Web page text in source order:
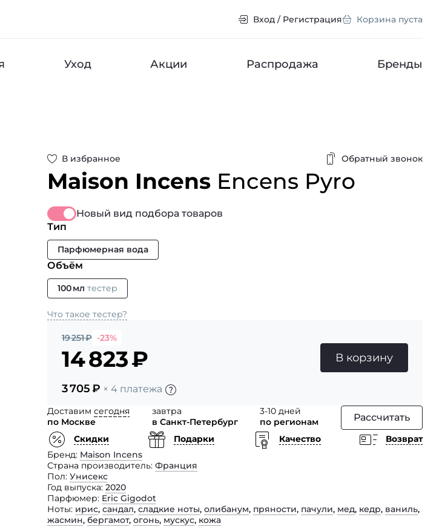
Вход / Регистрация Корзина пуста
Уход Акции Распродажа Бренды
В избранное Обратный звонок
Maison Incens Encens Pyro
Новый вид подбора товаров
Тип
Парфюмерная вода
Объём
100 мл тестер
Что такое тестер?
19 251₽ -23%
14 823₽
3 705₽ × 4 платежа
В корзину
Доставим сегодня
по Москве
завтра
в Санкт-Петербург
3-10 дней
по регионам
Рассчитать
Скидки Подарки Качество
Возврат
Бренд Maison Incens
Страна производитель Франция
Пол Унисекс
Год выпуска 2020
Парфюмер Eric Gigodot
Ноты ирис, сандал, сладкие ноты, олибанум, пряности, пачули, мед, кедр, ваниль,
жасмин, бергамот, огонь, мускус, кожа